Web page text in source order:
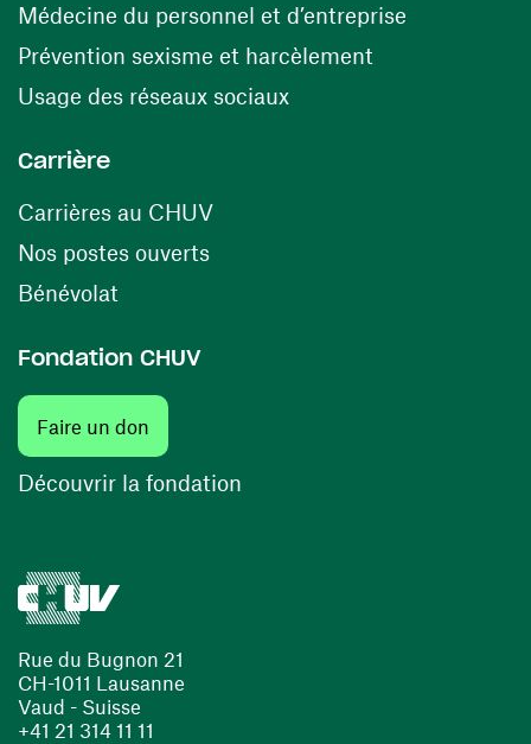
Rue du Bugnon 21
CH-1011 Lausanne
Vaud - Suisse
+41 21 314 11 11
Médecine du personnel et d’entreprise
Prévention sexisme et harcèlement
Usage des réseaux sociaux(ouvre une nouvelle
Carrière
Carrières au CHUV(ouvre une nouvelle fenêtre)
Nos postes ouverts(ouvre une nouvelle fenêtre)
Bénévolat
Fondation CHUV
Faire un don
Découvrir la fondation